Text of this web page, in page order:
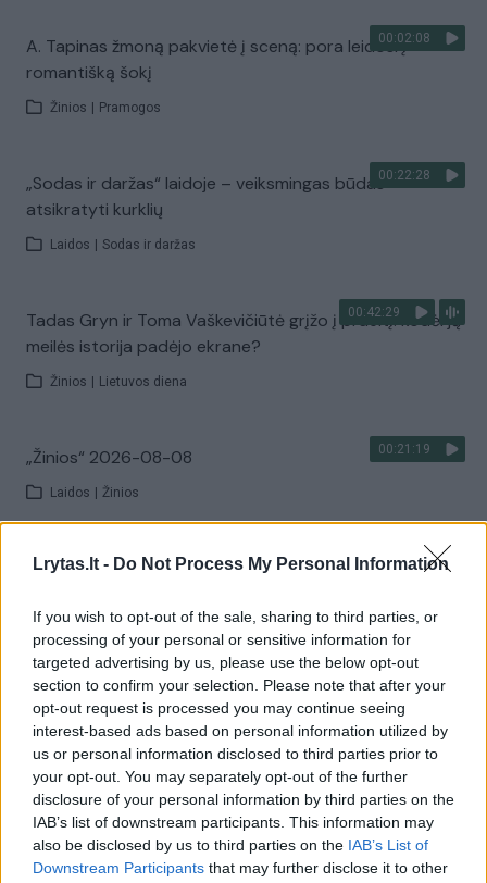
Lrytas.lt - Do Not Process My Personal Information
If you wish to opt-out of the sale, sharing to third parties, or
processing of your personal or sensitive information for
targeted advertising by us, please use the below opt-out
section to confirm your selection. Please note that after your
opt-out request is processed you may continue seeing
interest-based ads based on personal information utilized by
us or personal information disclosed to third parties prior to
your opt-out. You may separately opt-out of the further
disclosure of your personal information by third parties on the
IAB’s list of downstream participants. This information may
also be disclosed by us to third parties on the IAB’s List of
Downstream Participants that may further disclose it to other
00:02:08
A. Tapinas žmoną pakvietė į sceną: pora leidosi į
romantišką šokį
Žinios Pramogos
00:22:28
„Sodas ir daržas“ laidoje – veiksmingas būdas
atsikratyti kurklių
Laidos Sodas ir daržas
00:42:29
Tadas Gryn ir Toma Vaškevičiūtė grįžo į praeitį: kodėl jų
meilės istorija padėjo ekrane?
Žinios Lietuvos diena
00:21:19
„Žinios“ 2026-08-08
Laidos Žinios
Visi įrašai
Žiūrimiausi įrašai
00:00:30
Vaizdai iš tragiškos avarijos Vilniaus r.: dviejų moterų ir
vaiko gyvybių išgelbėti nepavyko
Žinios Lietuvos diena
00:00:57